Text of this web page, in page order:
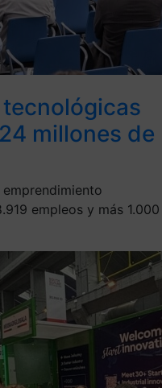
millones de
empleos y más 1.000